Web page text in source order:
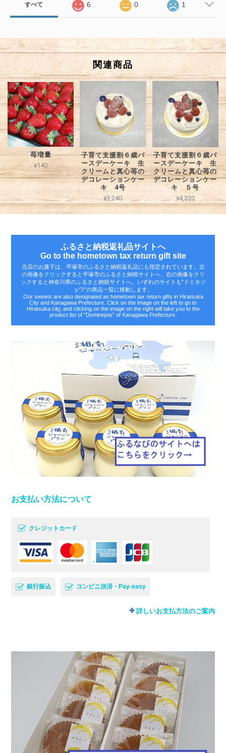
すべて 6 0 1
関連商品
苺増量
¥140
子育て支援割６歳バ
ースデーケーキ 生
クリームと真心苺の
デコレーションケー
キ 4号
¥3,240
子育て支援割６歳バ
ースデーケーキ 生
クリームと真心苺の
デコレーションケー
キ ５号
¥4,320
ふるさと納税返礼品サイトへ
Go to the hometown tax return gift site
当店のお菓子は、平塚市のふるさと納税返礼品にも指定されています。左
の画像をクリックすると平塚市のふるさと納税サイトへ、右の画像をクリ
ックすると神奈川県のふるさと納税サイトへ。いずれのサイトも‟ドミネジ
ョワ”の商品一覧に移動します。
Our sweets are also designated as hometown tax return gifts in Hiratsuka
City and Kanagawa Prefecture. Click on the image on the left to go to
Hiratsuka city, and clicking on the image on the right will take you to the
product list of "Dominejois" of Kanagawa Prefecture.
お支払い方法について
クレジットカード
銀行振込 コンビニ決済・Pay-easy
詳しいお支払方法のご案内